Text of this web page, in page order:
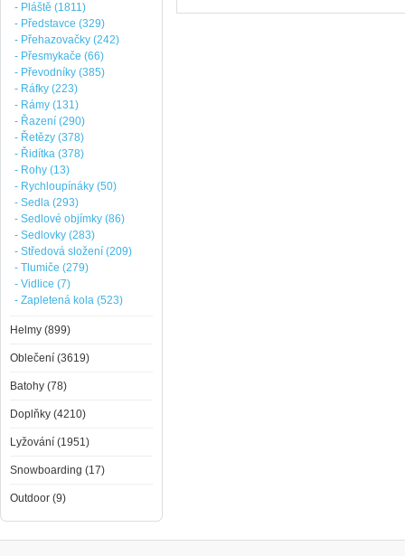
- Pláště (1811)
- Představce (329)
- Přehazovačky (242)
- Přesmykače (66)
- Převodníky (385)
- Ráfky (223)
- Rámy (131)
- Řazení (290)
- Řetězy (378)
- Řidítka (378)
- Rohy (13)
- Rychloupínáky (50)
- Sedla (293)
- Sedlové objímky (86)
- Sedlovky (283)
- Středová složení (209)
- Tlumiče (279)
- Vidlice (7)
- Zapletená kola (523)
Helmy (899)
Oblečení (3619)
Batohy (78)
Doplňky (4210)
Lyžování (1951)
Snowboarding (17)
Outdoor (9)